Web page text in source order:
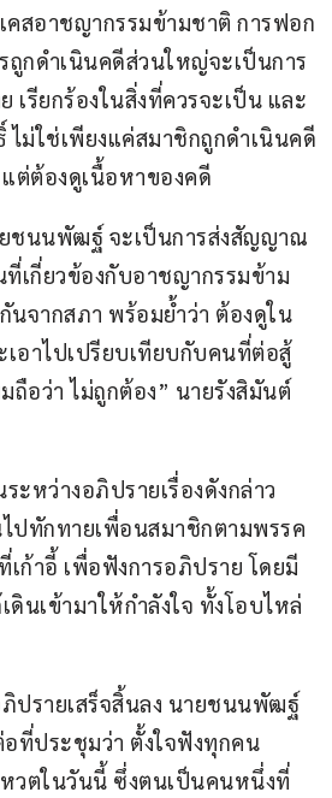
คสอาชญากรรมข้ามชาติ การฟอก
ถูกดำเนินคดีส่วนใหญ่จะเป็นการ
เรียกร้องในสิ่งที่ควรจะเป็น และ
ไม่ใช่เพียงแค่สมาชิกถูกดำเนินคดี
แต่ต้องดูเนื้อหาของคดี
ชนนพัฒฐ์ จะเป็นการส่งสัญญาณ
เกี่ยวข้องกับอาชญากรรมข้าม
นจากสภา พร้อมย้ำว่า ต้องดูใน
เอาไปเปรียบเทียบกับคนที่ต่อสู้
ถือว่า ไม่ถูกต้อง” นายรังสิมันต์
ะหว่างอภิปรายเรื่องดังกล่าว
ปทักทายเพื่อนสมาชิกตามพรรค
ก้าอี้ เพื่อฟังการอภิปราย โดยมี
ดินเข้ามาให้กำลังใจ ทั้งโอบไหล่
ปรายเสร็จสิ้นลง นายชนนพัฒฐ์
อที่ประชุมว่า ตั้งใจฟังทุกคน
วตในวันนี้ ซึ่งตนเป็นคนหนึ่งที่